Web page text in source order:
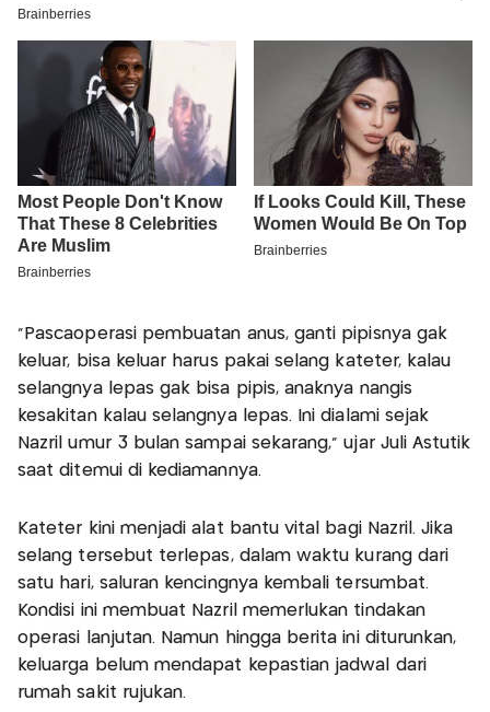
"Pascaoperasi pembuatan anus, ganti pipisnya gak
keluar, bisa keluar harus pakai selang kateter, kalau
selangnya lepas gak bisa pipis, anaknya nangis
kesakitan kalau selangnya lepas. Ini dialami sejak
Nazril umur 3 bulan sampai sekarang," ujar Juli Astutik
saat ditemui di kediamannya.
Kateter kini menjadi alat bantu vital bagi Nazril. Jika
selang tersebut terlepas, dalam waktu kurang dari
satu hari, saluran kencingnya kembali tersumbat.
Kondisi ini membuat Nazril memerlukan tindakan
operasi lanjutan. Namun hingga berita ini diturunkan,
keluarga belum mendapat kepastian jadwal dari
rumah sakit rujukan.